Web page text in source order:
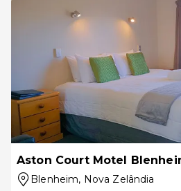
Aston Court Motel
Blenheim, Nova Zelândia